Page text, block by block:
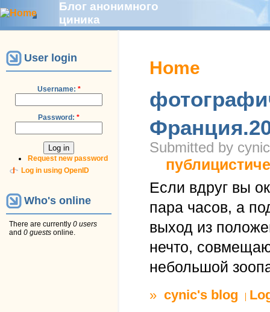
Блог анонимного
циника
User login
Username: *
Password: *
Request new password
Log in using OpenID
Who's online
There are currently 0 users
and 0 guests online.
Home
Submitted by
Если вдруг вы
пара часов, а
выход из
нечто,
небольшой
» cynic's blog